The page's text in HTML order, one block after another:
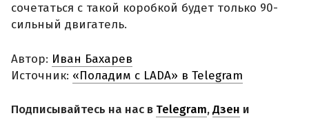
сочетаться с такой коробкой будет только 90-
сильный двигатель.
Автор: Иван Бахарев
Источник: «Поладим с LADA» в Telegram
Подписывайтесь на нас в Telegram,Дзен и